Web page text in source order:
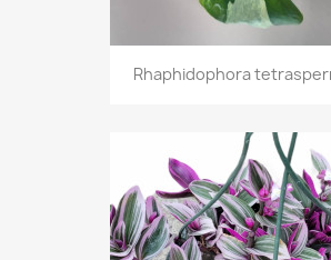
Rhaphidophora